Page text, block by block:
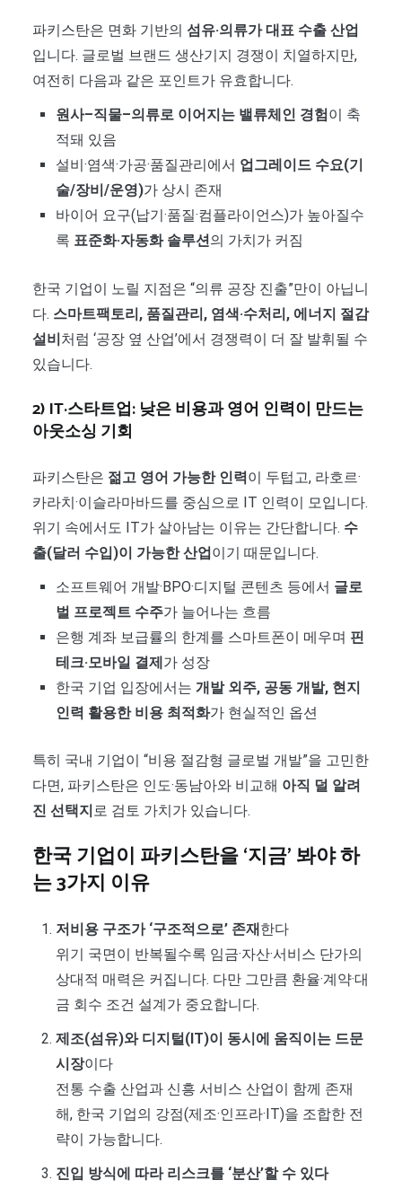
파키스탄은 면화 기반의 섬유·의류가 대표 수출 산업
입니다. 글로벌 브랜드 생산기지 경쟁이 치열하지만,
여전히 다음과 같은 포인트가 유효합니다.
원사–직물–의류로 이어지는 밸류체인 경험 이 축
적돼 있음
설비·염색·가공·품질관리에서 업그레이드 수요(기
술/장비/운영)가 상시 존재
바이어 요구(납기·품질·컴플라이언스)가 높아질수
록 표준화·자동화 솔루션의 가치가 커짐
한국 기업이 노릴 지점은 “의류 공장 진출”만이 아닙니
다. 스마트팩토리, 품질관리, 염색·수처리, 에너지 절감
설비처럼 ‘공장 옆 산업’에서 경쟁력이 더 잘 발휘될 수
있습니다.
2) IT·스타트업: 낮은 비용과 영어 인력이 만드는
아웃소싱 기회
파키스탄은 젊고 영어 가능한 인력이 두텁고, 라호르·
카라치·이슬라마바드를 중심으로 IT 인력이 모입니다.
위기 속에서도 IT가 살아남는 이유는 간단합니다. 수
출(달러 수입)이 가능한 산업이기 때문입니다.
소프트웨어 개발·BPO·디지털 콘텐츠 등에서 글로
벌 프로젝트 수주가 늘어나는 흐름
은행 계좌 보급률의 한계를 스마트폰이 메우며 핀
테크·모바일 결제가 성장
한국 기업 입장에서는 개발 외주, 공동 개발, 현지
인력 활용한 비용 최적화가 현실적인 옵션
특히 국내 기업이 “비용 절감형 글로벌 개발”을 고민한
다면, 파키스탄은 인도·동남아와 비교해 아직 덜 알려
진 선택지 로 검토 가치가 있습니다.
한국 기업이 파키스탄을 ‘지금’ 봐야 하
는 3가지 이유
저비용 구조가 ‘구조적으로’ 존재 한다
위기 국면이 반복될수록 임금·자산·서비스 단가의
상대적 매력은 커집니다. 다만 그만큼 환율·계약·대
금 회수 조건 설계가 중요합니다.
제조(섬유)와 디지털(IT)이 동시에 움직이는 드문
시장이다
전통 수출 산업과 신흥 서비스 산업이 함께 존재
해, 한국 기업의 강점(제조·인프라·IT)을 조합한 전
략이 가능합니다.
진입 방식에 따라 리스크를 ‘분산’할 수 있다